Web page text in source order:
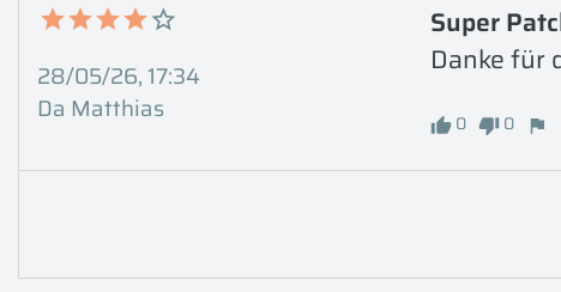
28/05/26, 17:34
Da Matthias
Super
Danke für
0 0